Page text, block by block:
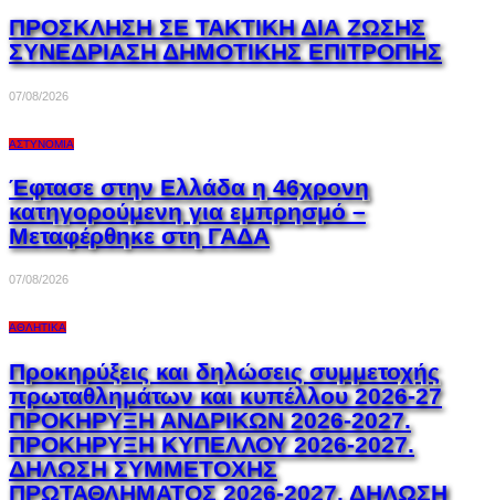
ΠΡΟΣΚΛΗΣΗ ΣΕ ΤΑΚΤΙΚΗ ΔΙΑ ΖΩΣΗΣ
ΣΥΝΕΔΡΙΑΣΗ ΔΗΜΟΤΙΚΗΣ ΕΠΙΤΡΟΠΗΣ
07/08/2026
ΑΣΤΥΝΟΜΊΑ
Έφτασε στην Ελλάδα η 46χρονη
κατηγορούμενη για εμπρησμό –
Μεταφέρθηκε στη ΓΑΔΑ
07/08/2026
ΑΘΛΗΤΙΚΆ
Προκηρύξεις και δηλώσεις συμμετοχής
πρωταθλημάτων και κυπέλλου 2026-27
ΠΡΟΚΗΡΥΞΗ ΑΝΔΡΙΚΩΝ 2026-2027.
ΠΡΟΚΗΡΥΞΗ ΚΥΠΕΛΛΟΥ 2026-2027.
ΔΗΛΩΣΗ ΣΥΜΜΕΤΟΧΗΣ
ΠΡΩΤΑΘΛΗΜΑΤΟΣ 2026-2027. ΔΗΛΩΣΗ